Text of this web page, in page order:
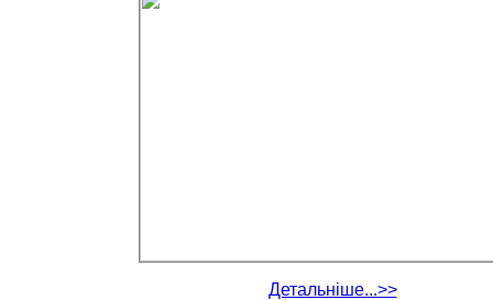
Детальніше...>>